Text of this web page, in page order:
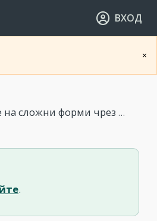
ВХОД
×
форми чрез модификатори
.